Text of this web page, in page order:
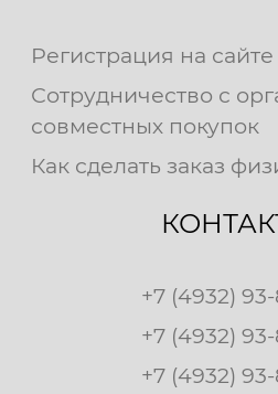
Регистрация на сайте
Сотрудничество с
совместных покупок
Как сделать заказ
+7 (4932)
+7 (4932)
+7 (4932)